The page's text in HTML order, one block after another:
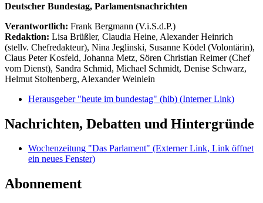
Deutscher Bundestag, Parlamentsnachrichten
Verantwortlich: Frank Bergmann (V.i.S.d.P.)
Redaktion: Lisa Brüßler, Claudia Heine, Alexander Heinrich
(stellv. Chefredakteur), Nina Jeglinski, Susanne Ködel (Volontärin),
Claus Peter Kosfeld, Johanna Metz, Sören Christian Reimer (Chef
vom Dienst), Sandra Schmid, Michael Schmidt, Denise Schwarz,
Helmut Stoltenberg, Alexander Weinlein
Herausgeber "heute im bundestag" (hib) (Interner Link)
Nachrichten, Debatten und Hintergründe
Wochenzeitung "Das Parlament" (Externer Link, Link öffnet
ein neues Fenster)
Abonnement